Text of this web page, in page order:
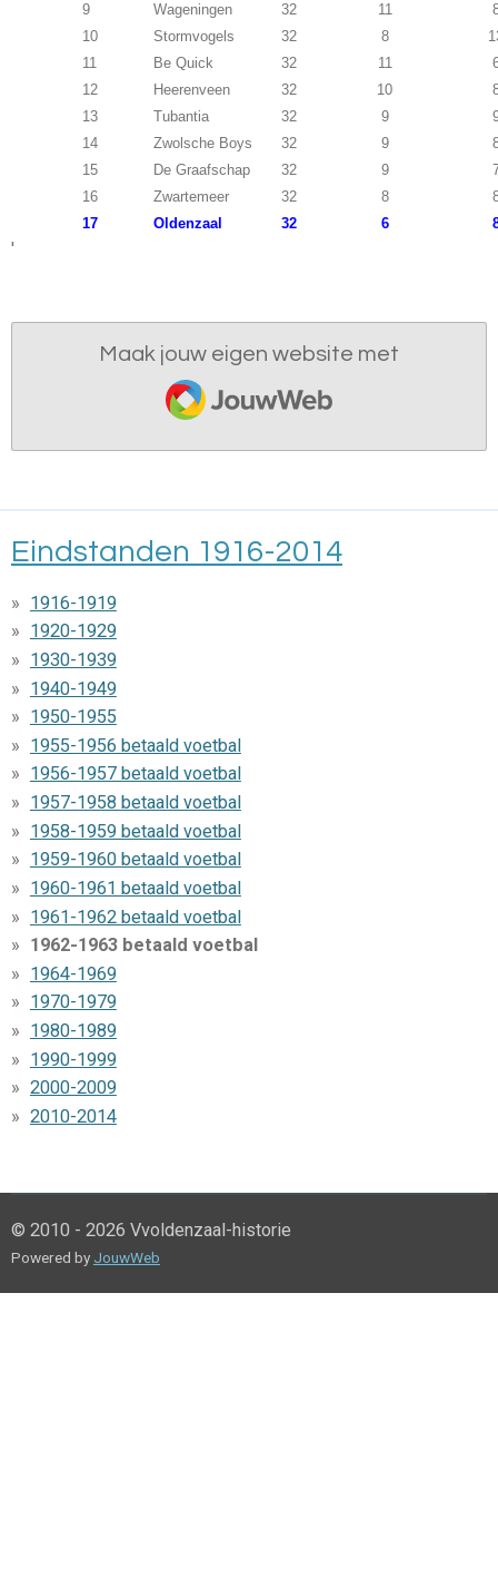
9
Wageningen 32 11
10
Stormvogels 32 8
11
Be Quick 32 11
12
Heerenveen 32 10
13
Tubantia 32 9
14
Zwolsche Boys 32 9
15
De Graafschap 32 9
16
Zwartemeer 32 8
17
Oldenzaal 32 6
'
Maak jouw eigen website met
JouwWeb
Eindstanden 1916-2014
1916-1919
1920-1929
1930-1939
1940-1949
1950-1955
1955-1956 betaald voetbal
1956-1957 betaald voetbal
1957-1958 betaald voetbal
1958-1959 betaald voetbal
1959-1960 betaald voetbal
1960-1961 betaald voetbal
1961-1962 betaald voetbal
1962-1963 betaald voetbal
1964-1969
1970-1979
1980-1989
1990-1999
2000-2009
2010-2014
© 2010 - 2026 Vvoldenzaal-historie
Powered by JouwWeb